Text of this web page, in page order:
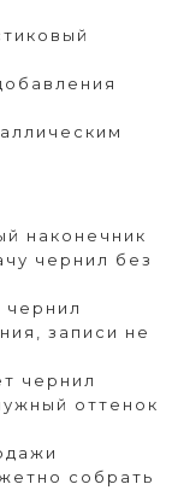
наконечник
чернил без
чернил
записи не
чернил
оттенок
собрать